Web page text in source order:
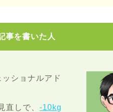
事を書いた人
ッショナルアド
直しで、-10kg